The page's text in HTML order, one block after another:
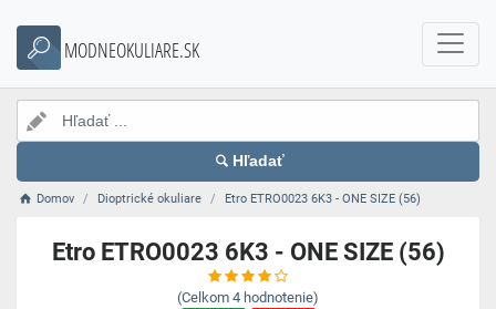
MODNEOKULIARE.SK
Hľadať
Domov Dioptrické okuliare Etro ETRO0023 6K3 - ONE SIZE (56)
Etro ETRO0023 6K3 - ONE SIZE (56)
(Celkom 4 hodnotenie)